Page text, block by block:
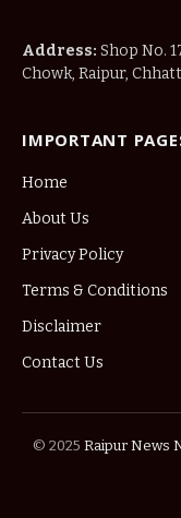
Address: Shop No.
Chowk, Raipur,
IMPORTANT
Home
About Us
Privacy Policy
Terms & Conditions
Disclaimer
Contact Us
© 2025 Raipur News